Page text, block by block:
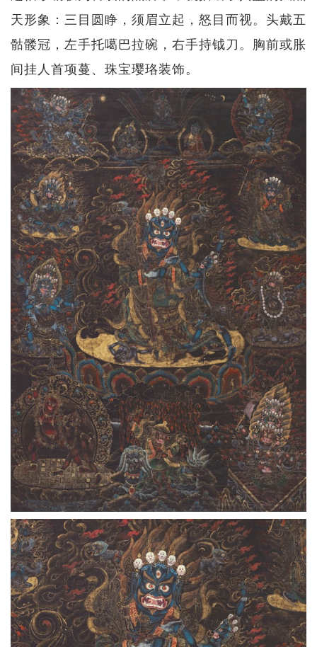
天形象：三目圆睁，须眉立起，怒目而视。头戴五
骷髅冠，左手托噶巴拉碗，右手持钺刀。胸前或胀
间挂人首项蔓、珠宝璎珞装饰。